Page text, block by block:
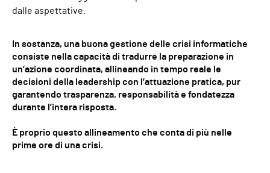
dalle aspettative.
In sostanza, una buona gestione delle crisi informatiche
consiste nella capacità di tradurre la preparazione in
un’azione coordinata, allineando in tempo reale le
decisioni della leadership con l’attuazione pratica, pur
garantendo trasparenza, responsabilità e fondatezza
durante l’intera risposta.
È proprio questo allineamento che conta di più nelle
prime ore di una crisi.